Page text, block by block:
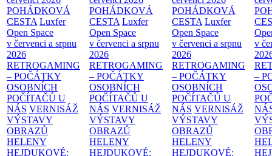
POHÁDKOVÁ
CESTA Luxfer
Open Space
v červenci a srpnu
2026
RETROGAMING
– POČÁTKY
OSOBNÍCH
POČÍTAČŮ U
NÁS VERNISÁŽ
VÝSTAVY
OBRAZŮ
HELENY
HEJDUKOVÉ:
POHÁDKOVÁ
CESTA Luxfer
Open Space
v červenci a srpnu
2026
RETROGAMING
– POČÁTKY
OSOBNÍCH
POČÍTAČŮ U
NÁS VERNISÁŽ
VÝSTAVY
OBRAZŮ
HELENY
HEJDUKOVÉ:
POHÁDKOVÁ
CESTA Luxfer
Open Space
v červenci a srpnu
2026
RETROGAMING
– POČÁTKY
OSOBNÍCH
POČÍTAČŮ U
NÁS VERNISÁŽ
VÝSTAVY
OBRAZŮ
HELENY
HEJDUKOVÉ:
v
–